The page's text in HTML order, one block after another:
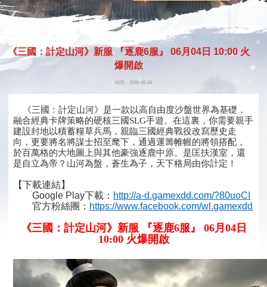
開始遊
戲
《三國：計定山河》新服 『逐鹿6服』 06月04日 10:00 火
爆開啟
時間：2026-06-04
《三國：計定山河》是一款以高自由度沙盤世界為基礎，
融合經典卡牌策略的硬核三國SLG手遊。在這裏，你需要親手
建設封地以積蓄糧草兵馬，親臨三國經典戰役改寫歷史走
向，更要將名將謀士招至麾下，通過運籌帷幄的將領搭配，
於百萬格的大地圖上與其他豪強逐鹿中原。是匡扶漢室，還
是自立為帝？山河為盤，蒼生為子，天下格局由你計定！
【下載連結】
Google Play下載： http://a-d.gamexdd.com/?80uoCI
官方粉絲團： https://www.facebook.com/wl.gamexdd
《三國：計定山河》新服 『逐鹿6服』 06月04日
10:00 火爆開啟